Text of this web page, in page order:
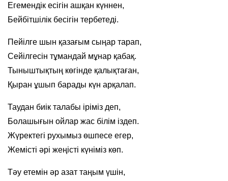
Егемендік есігін ашқан күннен,
Бейбітшілік бесігін тербетеді.
Пейілге шын қазағым сыңар тарап,
Сейілгесін тұмандай мұнар қабақ.
Тыныштықтың көгінде қалықтаған,
Қыран ұшып барады күн арқалап.
Таудан биік талабы іріміз деп,
Болашығын ойлар жас білім іздеп.
Жүректегі рухымыз өшпесе егер,
Жемісті әрі жеңісті күніміз көп.
Тәу етемін әр азат таңым үшін,